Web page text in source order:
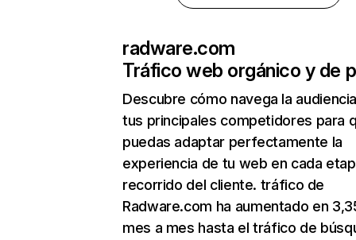
radware.com
Tráfico web orgánico y de
Descubre cómo navega la
tus principales competidores para
puedas adaptar perfectamente la
experiencia de tu web en cada
recorrido del cliente. tráfico de
Radware.com ha aumentado en
mes a mes hasta el tráfico de